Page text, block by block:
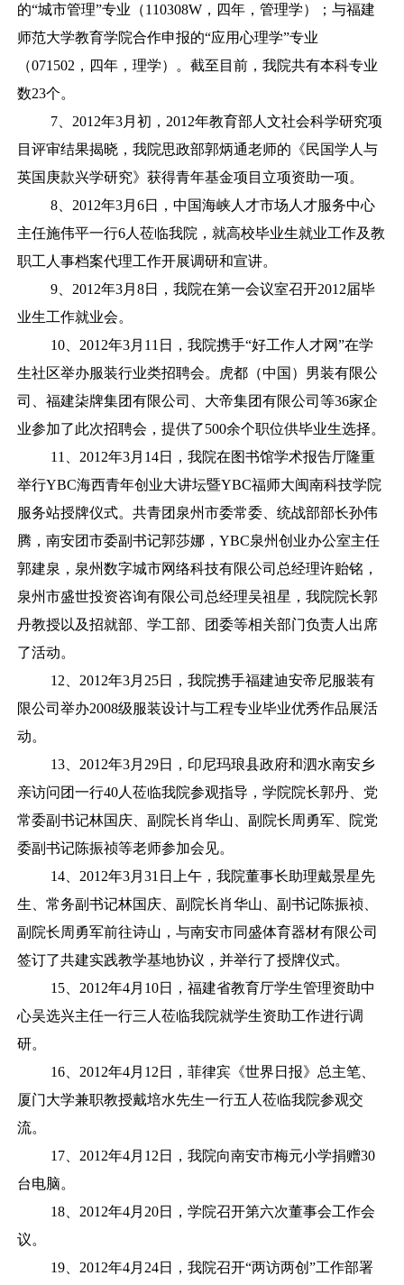
的“城市管理”专业（110308W，四年，管理学）；与福建
师范大学教育学院合作申报的“应用心理学”专业
（071502，四年，理学）。截至目前，我院共有本科专业
数23个。
7、2012年3月初，2012年教育部人文社会科学研究项
目评审结果揭晓，我院思政部郭炳通老师的《民国学人与
英国庚款兴学研究》获得青年基金项目立项资助一项。
8、2012年3月6日，中国海峡人才市场人才服务中心
主任施伟平一行6人莅临我院，就高校毕业生就业工作及教
职工人事档案代理工作开展调研和宣讲。
9、2012年3月8日，我院在第一会议室召开2012届毕
业生工作就业会。
10、2012年3月11日，我院携手“好工作人才网”在学
生社区举办服装行业类招聘会。虎都（中国）男装有限公
司、福建柒牌集团有限公司、大帝集团有限公司等36家企
业参加了此次招聘会，提供了500余个职位供毕业生选择。
11、2012年3月14日，我院在图书馆学术报告厅隆重
举行YBC海西青年创业大讲坛暨YBC福师大闽南科技学院
服务站授牌仪式。共青团泉州市委常委、统战部部长孙伟
腾，南安团市委副书记郭莎娜，YBC泉州创业办公室主任
郭建泉，泉州数字城市网络科技有限公司总经理许贻铭，
泉州市盛世投资咨询有限公司总经理吴祖星，我院院长郭
丹教授以及招就部、学工部、团委等相关部门负责人出席
了活动。
12、2012年3月25日，我院携手福建迪安帝尼服装有
限公司举办2008级服装设计与工程专业毕业优秀作品展活
动。
13、2012年3月29日，印尼玛琅县政府和泗水南安乡
亲访问团一行40人莅临我院参观指导，学院院长郭丹、党
常委副书记林国庆、副院长肖华山、副院长周勇军、院党
委副书记陈振祯等老师参加会见。
14、2012年3月31日上午，我院董事长助理戴景星先
生、常务副书记林国庆、副院长肖华山、副书记陈振祯、
副院长周勇军前往诗山，与南安市同盛体育器材有限公司
签订了共建实践教学基地协议，并举行了授牌仪式。
15、2012年4月10日，福建省教育厅学生管理资助中
心吴选兴主任一行三人莅临我院就学生资助工作进行调
研。
16、2012年4月12日，菲律宾《世界日报》总主笔、
厦门大学兼职教授戴培水先生一行五人莅临我院参观交
流。
17、2012年4月12日，我院向南安市梅元小学捐赠30
台电脑。
18、2012年4月20日，学院召开第六次董事会工作会
议。
19、2012年4月24日，我院召开“两访两创”工作部署